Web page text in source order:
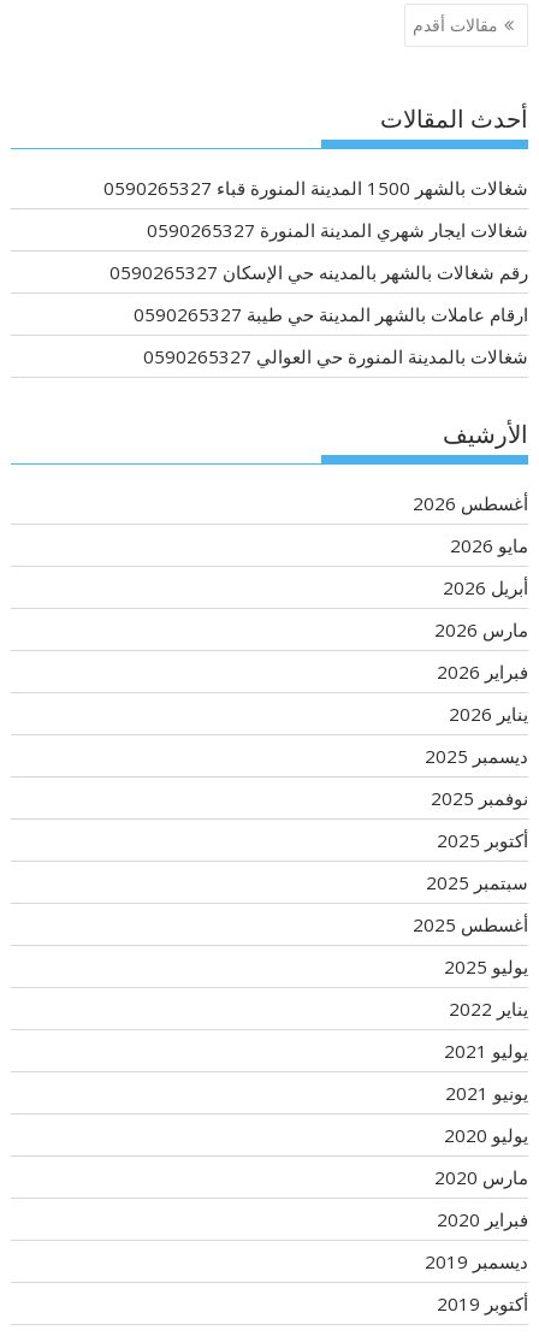
تصفّح
المقالات
مقالات أقدم
أحدث المقالات
شغالات بالشهر 1500 المدينة المنورة قباء 0590265327
شغالات ايجار شهري المدينة المنورة 0590265327
رقم شغالات بالشهر بالمدينه حي الإسكان 0590265327
ارقام عاملات بالشهر المدينة حي طيبة 0590265327
شغالات بالمدينة المنورة حي العوالي 0590265327
الأرشيف
أغسطس 2026
مايو 2026
أبريل 2026
مارس 2026
فبراير 2026
يناير 2026
ديسمبر 2025
نوفمبر 2025
أكتوبر 2025
سبتمبر 2025
أغسطس 2025
يوليو 2025
يناير 2022
يوليو 2021
يونيو 2021
يوليو 2020
مارس 2020
فبراير 2020
ديسمبر 2019
أكتوبر 2019